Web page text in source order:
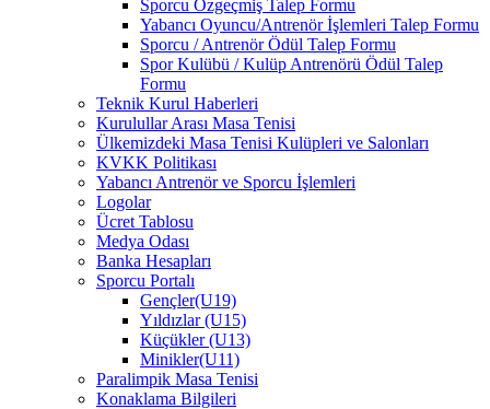
Sporcu Özgeçmiş Talep Formu
Yabancı Oyuncu/Antrenör İşlemleri Talep Formu
Sporcu / Antrenör Ödül Talep Formu
Spor Kulübü / Kulüp Antrenörü Ödül Talep
Formu
Teknik Kurul Haberleri
Kurulullar Arası Masa Tenisi
Ülkemizdeki Masa Tenisi Kulüpleri ve Salonları
KVKK Politikası
Yabancı Antrenör ve Sporcu İşlemleri
Logolar
Ücret Tablosu
Medya Odası
Banka Hesapları
Sporcu Portalı
Gençler(U19)
Yıldızlar (U15)
Küçükler (U13)
Minikler(U11)
Paralimpik Masa Tenisi
Konaklama Bilgileri